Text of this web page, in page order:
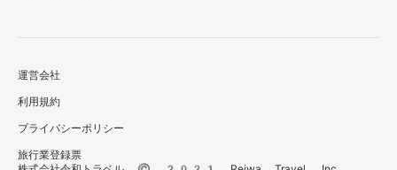
運営会社
利用規約
プライバシーポリシー
旅行業登録票